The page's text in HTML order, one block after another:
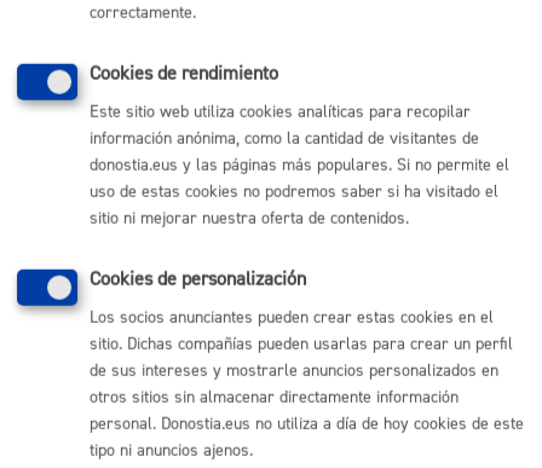
Las establecidas legalmente y que sean de aplicación en el
Derechos
Las personas afectadas tienen derecho a obtener confirmación
sobre si el Ayuntamiento de San Sebastián está tratando sus
datos personales. Además, tendrán derecho a solicitar:
La supresión de sus datos cuando, entre otros motivos, los
datos ya no sean necesarios para las finalidades para las
cuales fueron recabados.
La limitación del tratamiento de sus datos, en cuyo caso, sólo
serán conservados por el Ayuntamiento para el ejercicio o la
defensa de reclamaciones.
La oposición al tratamiento de sus datos, en cuyo caso, el
Ayuntamiento dejará de tratar los datos, salvo por motivos
legítimos imperiosos, o el ejercicio o la defensa de posibles
reclamaciones.
correctamente.
Cookies de rendimiento
Este sitio web utiliza cookies analíticas para recopilar
información anónima, como la cantidad de visitantes de
donostia.eus y las páginas más populares. Si no permite el
uso de estas cookies no podremos saber si ha visitado el
sitio ni mejorar nuestra oferta de contenidos.
Cookies de personalización
Los socios anunciantes pueden crear estas cookies en el
sitio. Dichas compañías pueden usarlas para crear un perfil
de sus intereses y mostrarle anuncios personalizados en
otros sitios sin almacenar directamente información
personal. Donostia.eus no utiliza a día de hoy cookies de este
tipo ni anuncios ajenos.